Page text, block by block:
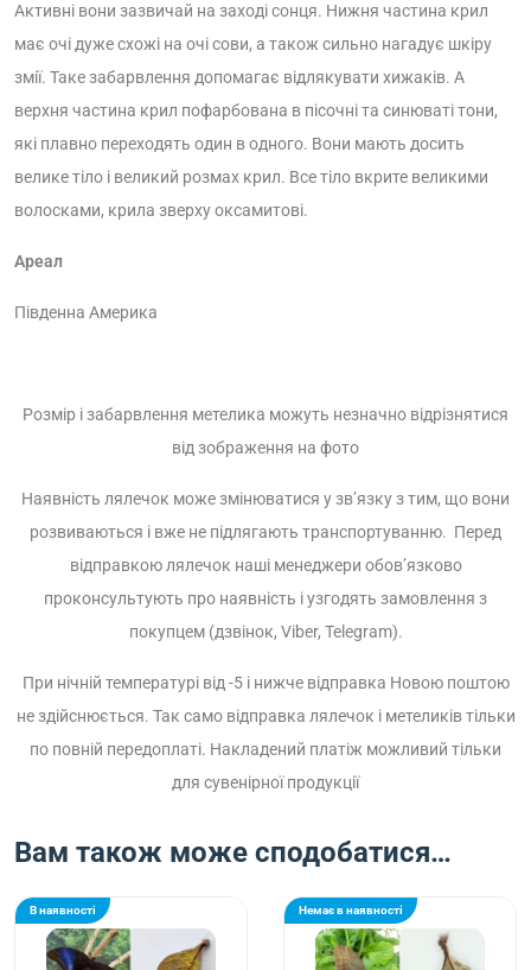
Активні вони зазвичай на заході сонця. Нижня частина крил
має очі дуже схожі на очі сови, а також сильно нагадує шкіру
змії. Таке забарвлення допомагає відлякувати хижаків. А
верхня частина крил пофарбована в пісочні та синюваті тони,
які плавно переходять один в одного. Вони мають досить
велике тіло і великий розмах крил. Все тіло вкрите великими
волосками, крила зверху оксамитові.
Ареал
Південна Америка
Розмір і забарвлення метелика можуть незначно відрізнятися
від зображення на фото
Наявність лялечок може змінюватися у зв’язку з тим, що вони
розвиваються і вже не підлягають транспортуванню. Перед
відправкою лялечок наші менеджери обов’язково
проконсультують про наявність і узгодять замовлення з
покупцем (дзвінок, Viber, Telegram).
При нічній температурі від -5 і нижче відправка Новою поштою
не здійснюється. Так само відправка лялечок і метеликів тільки
по повній передоплаті. Накладений платіж можливий тільки
для сувенірної продукції
Вам також може сподобатися…
В наявності Немає в наявності